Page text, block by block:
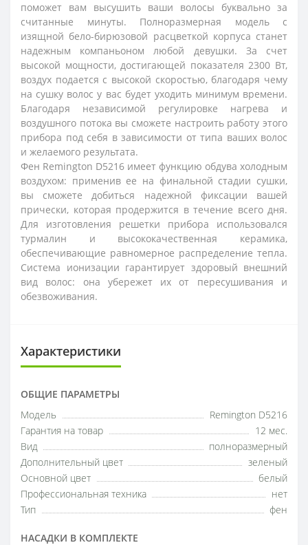
поможет вам высушить ваши волосы буквально за
считанные минуты. Полноразмерная модель с
изящной бело-бирюзовой расцветкой корпуса станет
надежным компаньоном любой девушки. За счет
высокой мощности, достигающей показателя 2300 Вт,
воздух подается с высокой скоростью, благодаря чему
на сушку волос у вас будет уходить минимум времени.
Благодаря независимой регулировке нагрева и
воздушного потока вы сможете настроить работу этого
прибора под себя в зависимости от типа ваших волос
и желаемого результата.
Фен Remington D5216 имеет функцию обдува холодным
воздухом: применив ее на финальной стадии сушки,
вы сможете добиться надежной фиксации вашей
прически, которая продержится в течение всего дня.
Для изготовления решетки прибора использовался
турмалин и высококачественная керамика,
обеспечивающие равномерное распределение тепла.
Система ионизации гарантирует здоровый внешний
вид волос: она убережет их от пересушивания и
обезвоживания.
Характеристики
ОБЩИЕ ПАРАМЕТРЫ
Модель
Remington D5216
Гарантия на товар
12 мес.
Вид
полноразмерный
Дополнительный цвет
зеленый
Основной цвет
белый
Профессиональная техника
нет
Тип
фен
НАСАДКИ В КОМПЛЕКТЕ